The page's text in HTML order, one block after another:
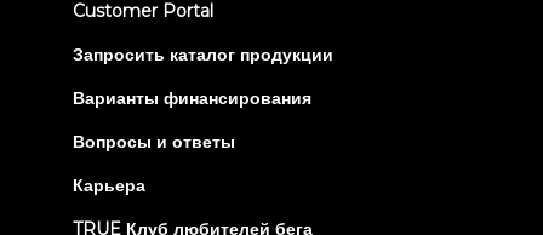
Customer Portal(opens
new
Запросить каталог продукции
Варианты финансирования
Вопросы и ответы
Карьера
TRUE Клуб любителей бега